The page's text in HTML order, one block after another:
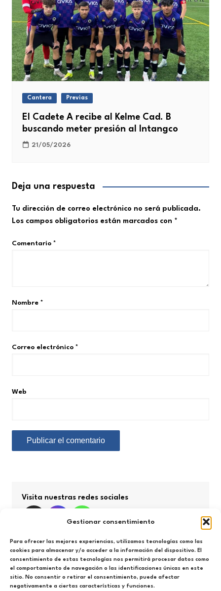
Gestionar consentimiento
Para ofrecer las mejores experiencias, utilizamos tecnologías como las
cookies para almacenar y/o acceder a la información del dispositivo. El
consentimiento de estas tecnologías nos permitirá procesar datos como
el comportamiento de navegación o las identificaciones únicas en este
sitio. No consentir o retirar el consentimiento, puede afectar
negativamente a ciertas características y funciones.
Cantera Previas
El Cadete A recibe al Kelme Cad. B
buscando meter presión al Intangco
21/05/2026
Deja una respuesta
Tu dirección de correo electrónico no será publicada.
Los campos obligatorios están marcados con *
Comentario *
Nombre *
Correo electrónico *
Web
Visita nuestras redes sociales
Búsqueda por categorías
Búsqueda